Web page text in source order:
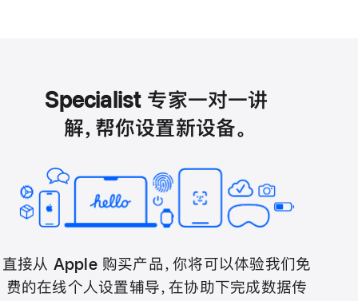
Specialist 专家一对一讲
解，帮你设置新设备。
直接从 Apple 购买产品，你将可以体验我们免
费的在线个人设置辅导，在协助下完成数据传